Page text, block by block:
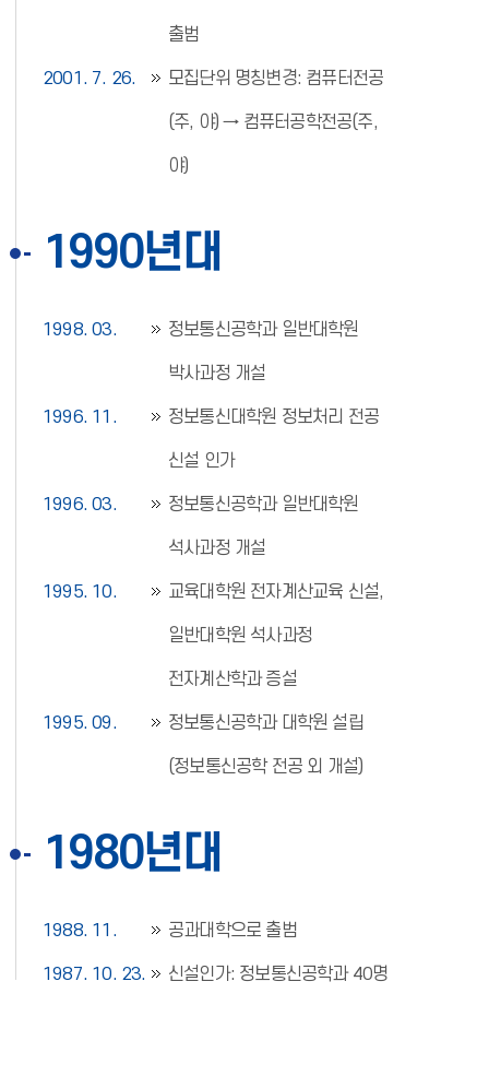
출범
2001. 7. 26. 모집단위 명칭변경: 컴퓨터전공
(주, 야) → 컴퓨터공학전공(주,
야)
1990년대
1998. 03. 정보통신공학과 일반대학원
박사과정 개설
1996. 11. 정보통신대학원 정보처리 전공
신설 인가
1996. 03. 정보통신공학과 일반대학원
석사과정 개설
1995. 10. 교육대학원 전자계산교육 신설,
일반대학원 석사과정
전자계산학과 증설
1995. 09. 정보통신공학과 대학원 설립
(정보통신공학 전공 외 개설)
1980년대
1988. 11. 공과대학으로 출범
1987. 10. 23. 신설인가: 정보통신공학과 40명